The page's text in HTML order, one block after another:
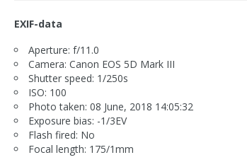
EXIF-data
Aperture: f/11.0
Camera: Canon EOS 5D Mark III
Shutter speed: 1/250s
ISO: 100
Photo taken: 08 June, 2018 14:05:32
Exposure bias: -1/3EV
Flash fired: No
Focal length: 175/1mm